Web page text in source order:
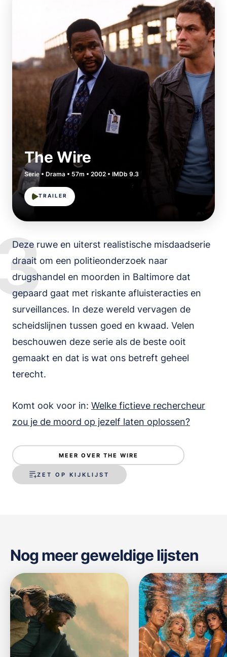
The Wire
Serie • Drama • 57m • 2002 • IMDb 9.3
TRAILER
Deze ruwe en uiterst realistische misdaadserie
draait om een politieonderzoek naar
drugshandel en moorden in Baltimore dat
gepaard gaat met riskante afluisteracties en
surveillances. In deze wereld vervagen de
scheidslijnen tussen goed en kwaad. Velen
beschouwen deze serie als de beste ooit
gemaakt en dat is wat ons betreft geheel
terecht.
Komt ook voor in: Welke fictieve rechercheur
zou je de moord op jezelf laten oplossen?
MEER OVER THE WIRE
ZET OP KIJKLIJST
Nog meer geweldige lijsten